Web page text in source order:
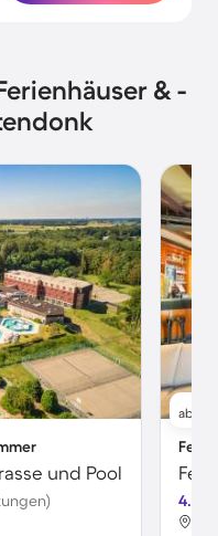
& -
und Pool
ab
4.0